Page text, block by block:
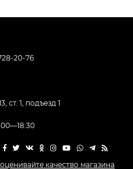
20-76
ст. 1, подъезд 1